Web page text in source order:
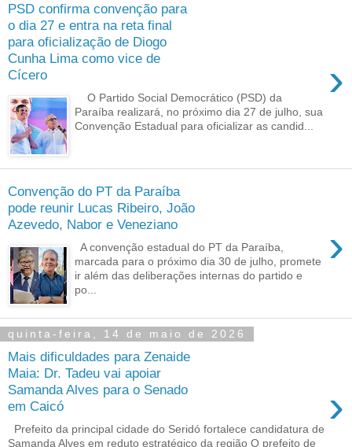
PSD confirma convenção para
o dia 27 e entra na reta final
para oficialização de Diogo
Cunha Lima como vice de
Cícero
›
O Partido Social Democrático (PSD) da
Paraíba realizará, no próximo dia 27 de julho, sua
Convenção Estadual para oficializar as candid...
Convenção do PT da Paraíba
pode reunir Lucas Ribeiro, João
Azevedo, Nabor e Veneziano
›
A convenção estadual do PT da Paraíba,
marcada para o próximo dia 30 de julho, promete
ir além das deliberações internas do partido e
po...
quinta-feira, 14 de maio de 2026
Mais dificuldades para Zenaide
Maia: Dr. Tadeu vai apoiar
Samanda Alves para o Senado
em Caicó
›
Prefeito da principal cidade do Seridó fortalece candidatura de
Samanda Alves em reduto estratégico da região O prefeito de